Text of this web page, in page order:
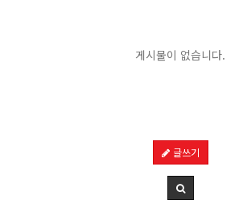
게시물이 없습니다.
글쓰기